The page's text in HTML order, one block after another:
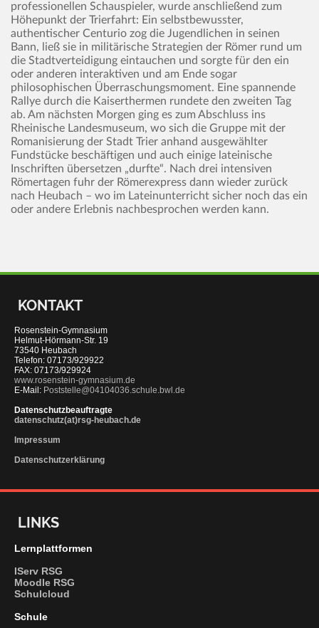
professionellen Schauspieler, wurde anschließend zum
Höhepunkt der Trierfahrt: Ein selbstbewusster,
authentischer Centurio zog die Jugendlichen in seinen
Bann, ließ sie in militärische Strategien der Römer rund um
die Stadtverteidigung eintauchen und sorgte für den ein
oder anderen interaktiven und am Ende sogar
philosophischen Überraschungsmoment. Eine spannende
Rallye durch die Kaiserthermen rundete den zweiten Tag
ab. Am nächsten Morgen ging es zum Abschluss ins
Rheinische Landesmuseum, wo sich die Gruppe mit der
Romanisierung der Stadt Trier anhand ausgewählter
Fundstücke beschäftigen und auch einige lateinische
Inschriften übersetzen „durfte“. Nach drei intensiven
Römertagen fuhr der Römerexpress dann wieder zurück
nach Heubach – wo im Lateinunterricht sicher noch das ein
oder andere Erlebnis nachbesprochen werden kann.
KONTAKT
Rosenstein-Gymnasium
Helmut-Hörmann-Str. 19
73540 Heubach
Telefon: 07173/929922
FAX: 07173/929924
www.rosenstein-gymnasium.de
E-Mail: Poststelle@04104036.schule.bwl.de
Datenschutzbeauftragte
datenschutz(at)rsg-heubach.de
Impressum
Datenschutzerklärung
LINKS
Lernplattformen
IServ RSG
Moodle RSG
Schulcloud
Schule